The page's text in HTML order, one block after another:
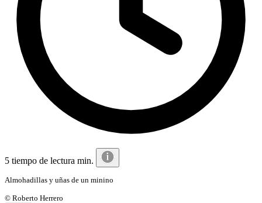
5 tiempo de lectura min.
Almohadillas y uñas de un minino
© Roberto Herrero